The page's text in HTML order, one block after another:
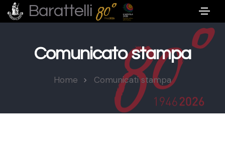
Barattelli
Comunicato stampa
Home Comunicati stampa